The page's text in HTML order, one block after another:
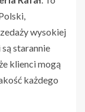
wysokiej
starannie
klienci mogą
każdego